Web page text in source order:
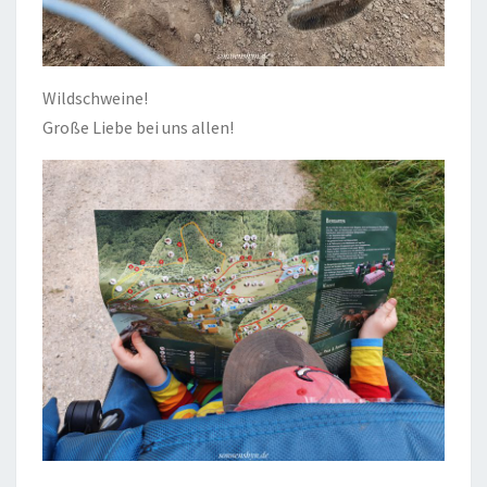
Wildschweine!
Große Liebe bei uns allen!